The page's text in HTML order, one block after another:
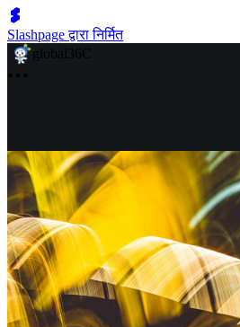
Slashpage द्वारा निर्मित
global36C